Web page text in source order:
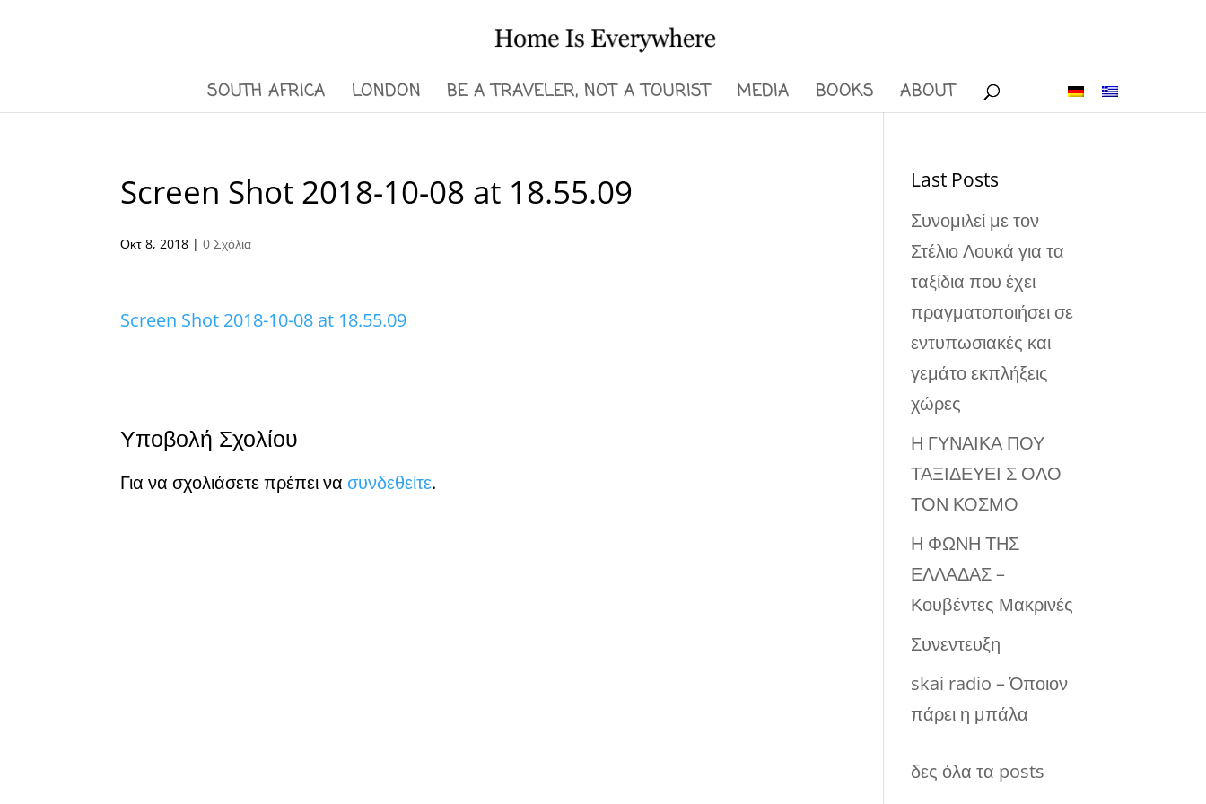
SOUTH AFRICA LONDON BE A TRAVELER, NOT A TOURIST MEDIA BOOKS ABOUT
Screen Shot 2018-10-08 at 18.55.09
Οκτ 8, 2018 |0 Σχόλια
Screen Shot 2018-10-08 at 18.55.09
Υποβολή Σχολίου
Για να σχολιάσετε πρέπει νασυνδεθείτε.
Last Posts
Συνομιλεί με τον
Στέλιο Λουκά για τα
ταξίδια που έχει
πραγματοποιήσει σε
εντυπωσιακές και
γεμάτο εκπλήξεις
χώρες
Η ΓΥΝΑΙΚΑ ΠΟΥ
ΤΑΞΙΔΕΥΕΙ Σ ΟΛΟ
ΤΟΝ ΚΟΣΜΟ
Η ΦΩΝΗ ΤΗΣ
ΕΛΛΑΔΑΣ –
Κουβέντες Μακρινές
Συνεντευξη
skai radio – Όποιον
πάρει η μπάλα
δες όλα τα posts